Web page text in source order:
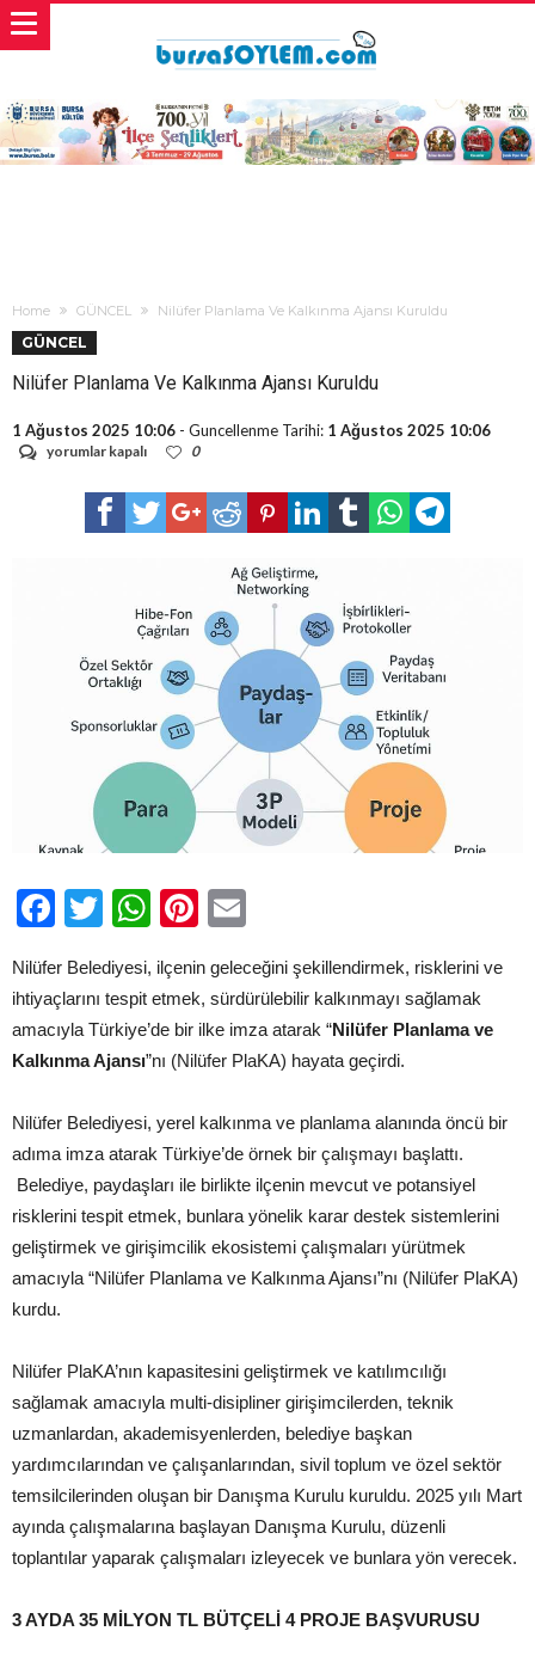
Home GÜNCEL Nilüfer Planlama Ve Kalkınma Ajansı Kuruldu
GÜNCEL
Nilüfer Planlama Ve Kalkınma Ajansı Kuruldu
1 Ağustos 2025 10:06 - Guncellenme Tarihi: 1 Ağustos 2025 10:06
Nilüfer
Kalkınma
yorumlar kapalı 0
Facebook
TwitterWhatsApp
Pinterest
Nilüfer Belediyesi, ilçenin geleceğini şekillendirmek, risklerini ve
ihtiyaçlarını tespit etmek, sürdürülebilir kalkınmayı sağlamak
amacıyla Türkiye’de bir ilke imza atarak “Nilüfer Planlama ve
Kalkınma Ajansı”nı (Nilüfer PlaKA) hayata geçirdi.
Nilüfer Belediyesi, yerel kalkınma ve planlama alanında öncü bir
adıma imza atarak Türkiye’de örnek bir çalışmayı başlattı.
Belediye, paydaşları ile birlikte ilçenin mevcut ve potansiyel
risklerini tespit etmek, bunlara yönelik karar destek sistemlerini
geliştirmek ve girişimcilik ekosistemi çalışmaları yürütmek
amacıyla “Nilüfer Planlama ve Kalkınma Ajansı”nı (Nilüfer PlaKA)
kurdu.
Nilüfer PlaKA’nın kapasitesini geliştirmek ve katılımcılığı
sağlamak amacıyla multi-disipliner girişimcilerden, teknik
uzmanlardan, akademisyenlerden, belediye başkan
yardımcılarından ve çalışanlarından, sivil toplum ve özel sektör
temsilcilerinden oluşan bir Danışma Kurulu kuruldu. 2025 yılı Mart
ayında çalışmalarına başlayan Danışma Kurulu, düzenli
toplantılar yaparak çalışmaları izleyecek ve bunlara yön verecek.
3 AYDA 35 MİLYON TL BÜTÇELİ 4 PROJE BAŞVURUSU